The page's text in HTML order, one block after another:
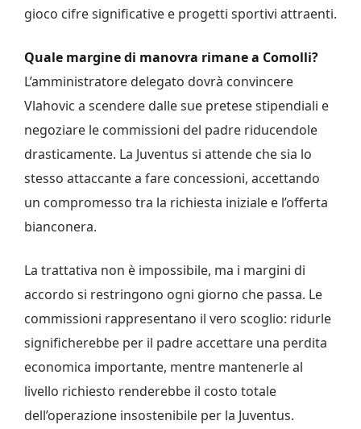
gioco cifre significative e progetti sportivi attraenti.
Quale margine di manovra rimane a Comolli?
L’amministratore delegato dovrà convincere
Vlahovic a scendere dalle sue pretese stipendiali e
negoziare le commissioni del padre riducendole
drasticamente. La Juventus si attende che sia lo
stesso attaccante a fare concessioni, accettando
un compromesso tra la richiesta iniziale e l’offerta
bianconera.
La trattativa non è impossibile, ma i margini di
accordo si restringono ogni giorno che passa. Le
commissioni rappresentano il vero scoglio: ridurle
significherebbe per il padre accettare una perdita
economica importante, mentre mantenerle al
livello richiesto renderebbe il costo totale
dell’operazione insostenibile per la Juventus.